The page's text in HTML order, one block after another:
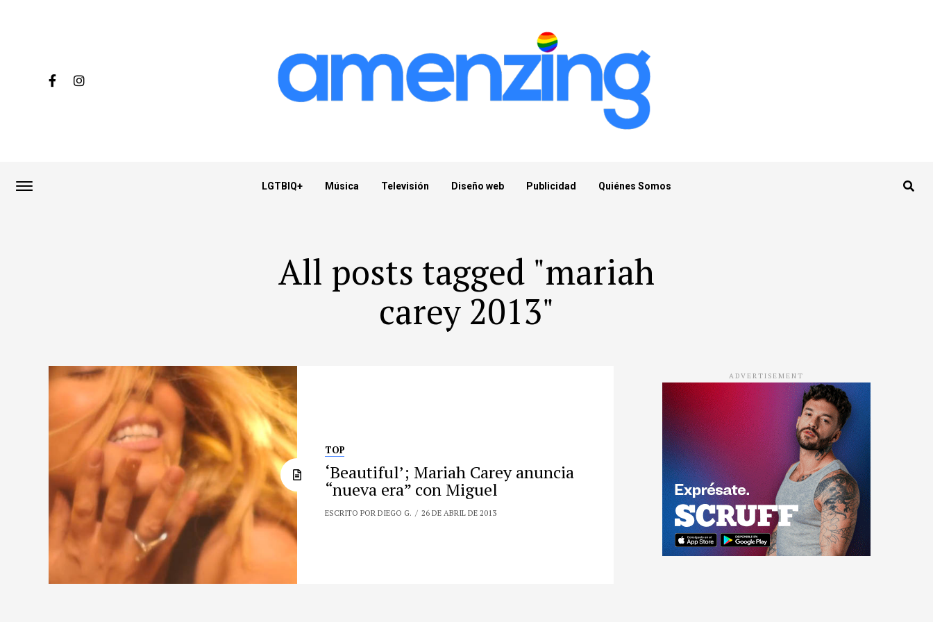
LGTBIQ+ Música Televisión Diseño web Publicidad Quiénes Somos
All posts tagged "mariah
carey 2013"
TOP
‘Beautiful’; Mariah Carey anuncia
“nueva era” con Miguel
ESCRITO POR DIEGO G. 26 DE ABRIL DE 2013
ADVERTISEMENT